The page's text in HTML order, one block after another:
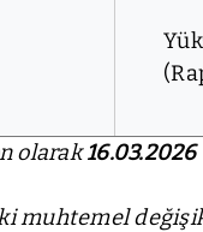
olarak
muhtemel